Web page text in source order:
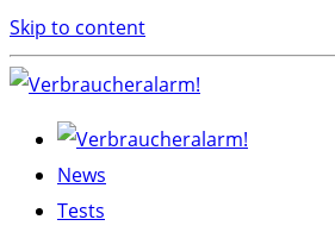
Skip to content
News
Tests